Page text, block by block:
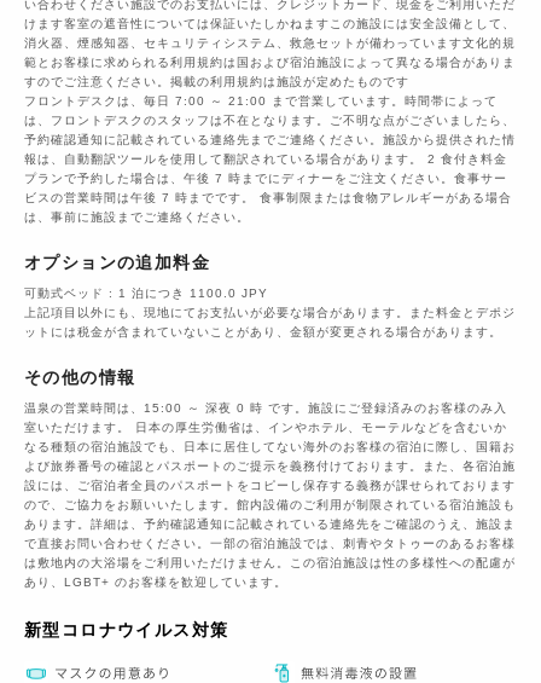
い合わせください施設でのお支払いには、クレジットカード、現金をご利用いただ
けます客室の遮音性については保証いたしかねますこの施設には安全設備として、
消火器、煙感知器、セキュリティシステム、救急セットが備わっています文化的規
範とお客様に求められる利用規約は国および宿泊施設によって異なる場合がありま
すのでご注意ください。掲載の利用規約は施設が定めたものです
フロントデスクは、毎日 7:00 ～ 21:00 まで営業しています。時間帯によって
は、フロントデスクのスタッフは不在となります。ご不明な点がございましたら、
予約確認通知に記載されている連絡先までご連絡ください。施設から提供された情
報は、自動翻訳ツールを使用して翻訳されている場合があります。 2 食付き料金
プランで予約した場合は、午後 7 時までにディナーをご注文ください。食事サー
ビスの営業時間は午後 7 時までです。 食事制限または食物アレルギーがある場合
は、事前に施設までご連絡ください。
オプションの追加料金
可動式ベッド : 1 泊につき 1100.0 JPY
上記項目以外にも、現地にてお支払いが必要な場合があります。また料金とデポジ
ットには税金が含まれていないことがあり、金額が変更される場合があります。
その他の情報
温泉の営業時間は、15:00 ～ 深夜 0 時 です。施設にご登録済みのお客様のみ入
室いただけます。 日本の厚生労働省は、インやホテル、モーテルなどを含むいか
なる種類の宿泊施設でも、日本に​居住してない海外のお客様の宿泊に際し、国籍お
よび旅券番号の確認とパスポートのご提示を義務付け​ております。また、各宿泊施
設には、ご宿泊者全員のパスポートをコピーし保存する義務が課せられております
の​で、ご協力をお願いいたします。館内設備のご利用が制限されている宿泊施設も
あります。詳細は、予約確認通知に記載されている連絡先をご確認のうえ、施設ま
で直接お問い合わせください。一部の宿泊施設では、刺青やタトゥーのあるお客様
は敷地内の大浴場をご利用いただけません。この宿泊施設は性の多様性への配慮が
あり、LGBT+ のお客様を歓迎しています。
新型コロナウイルス対策